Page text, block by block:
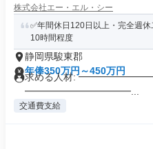
株式会社エー・エル・シー
✅️年間休日120日以上・完全週
10時間程度
静岡県駿東郡
年俸350万円～450万円
求める人材:
━━━━━━━━━━━...
交通費支給